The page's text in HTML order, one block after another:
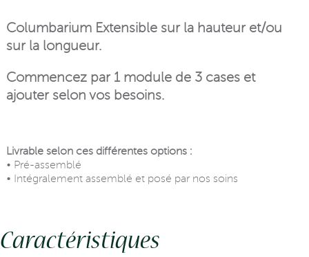
Columbarium Extensible sur la hauteur et/ou
sur la longueur.
Commencez par 1 module de 3 cases et
ajouter selon vos besoins.
Livrable selon ces différentes options :
• Pré-assemblé
• Intégralement assemblé et posé par nos soins
Caractéristiques